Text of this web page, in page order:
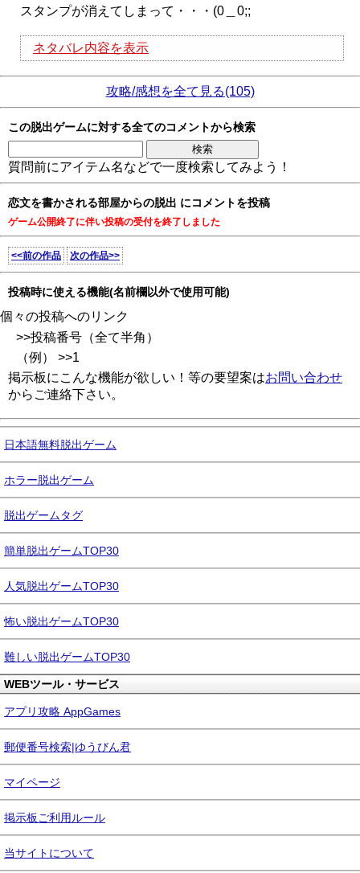
スタンプが消えてしまって・・・(0＿0;;
ネタバレ内容を表示
攻略/感想を全て見る(105)
この脱出ゲームに対する全てのコメントから検索
質問前にアイテム名などで一度検索してみよう！
恋文を書かされる部屋からの脱出 にコメントを投稿
ゲーム公開終了に伴い投稿の受付を終了しました
<<前の作品 次の作品>>
投稿時に使える機能(名前欄以外で使用可能)
個々の投稿へのリンク
>>投稿番号（全て半角）
（例） >>1
掲示板にこんな機能が欲しい！等の要望案はお問い合わせ
からご連絡下さい。
日本語無料脱出ゲーム
ホラー脱出ゲーム
脱出ゲームタグ
簡単脱出ゲームTOP30
人気脱出ゲームTOP30
怖い脱出ゲームTOP30
難しい脱出ゲームTOP30
WEBツール・サービス
アプリ攻略 AppGames
郵便番号検索|ゆうびん君
マイページ
掲示板ご利用ルール
当サイトについて